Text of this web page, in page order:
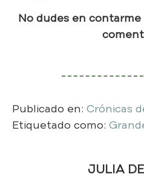
No dudes en
Publicado en: Crónicas
Etiquetado como:
JULIA